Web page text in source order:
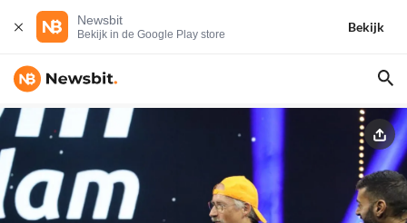
Newsbit
Bekijk in de Google Play store
Bekijk